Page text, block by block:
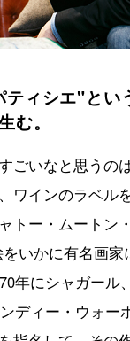
ィシエ"とい
む。
ごいなと思うの
ワインのラベル
トー・ムートン
いかに有名画家
年にシャガール
ディー・ウォー